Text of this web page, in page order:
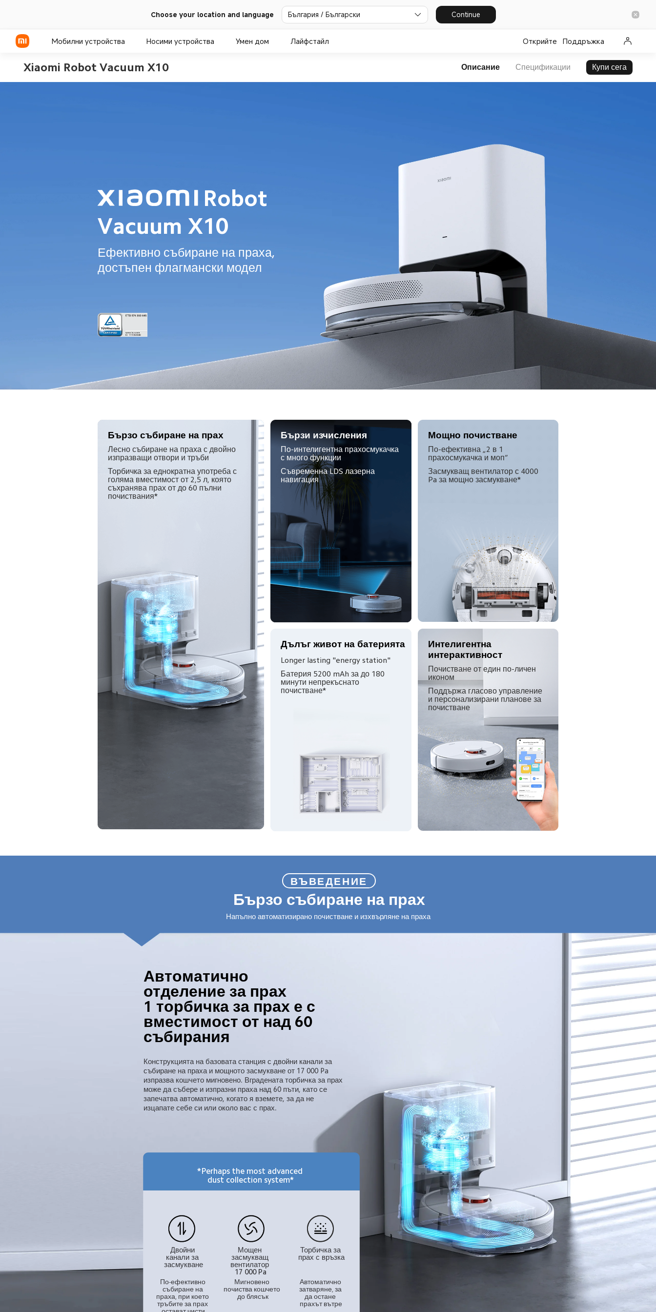
Choose your location and language България / Български Continue
Мобилни устройства Носими устройства Умен дом Лайфстайл Открийте Поддръжка
Xiaomi Robot Vacuum X10 Описание Спецификации Купи сега
Robot
Vacuum X10
Ефективно събиране на праха,
достъпен флагмански модел
Бързо събиране на прах
Лесно събиране на праха с двойно
изпразващи отвори и тръби
Торбичка за еднократна употреба с
голяма вместимост от 2,5 л, която
съхранява прах от до 60 пълни
почиствания*
Бързи изчисления
По-интелигентна прахосмукачка
с много функции
Съвременна LDS лазерна
навигация
Мощно почистване
По-ефективна „2 в 1
прахосмукачка и моп“
Засмукващ вентилатор с 4000
Pa за мощно засмукване*
Дълъг живот на батерията
Longer lasting "energy station"
Батерия 5200 mAh за до 180
минути непрекъснато
почистване*
Интелигентна
интерактивност
Почистване от един по-личен
иконом
Поддържа гласово управление
и персонализирани планове за
почистване
ВЪВЕДЕНИЕ
Бързо събиране на прах
Напълно автоматизирано почистване и изхвърляне на праха
Автоматично
отделение за прах
1 торбичка за прах е с
вместимост от над 60
събирания
Конструкцията на базовата станция с двойни канали за
събиране на праха и мощното засмукване от 17 000 Pa
изпразва кошчето мигновено. Вградената торбичка за прах
може да събере и изпразни праха над 60 пъти, като се
запечатва автоматично, когато я вземете, за да не
изцапате себе си или около вас с прах.
*Perhaps the most advanced
dust collection system*
Двойни
канали за
засмукване
Мощен
засмукващ
вентилатор
17 000 Pa
Торбичка за
прах с връзка
По-ефективно
събиране на
праха, при което
тръбите за прах
Мигновено
почиства кошчето
до блясък
Автоматично
затваряне, за
да остане
прахът вътре